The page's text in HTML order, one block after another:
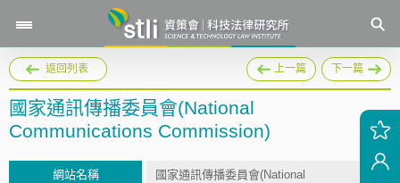
返回列表 上一篇 下一篇
國家通訊傳播委員會(National
Communications Commission)
網站名稱
國家通訊傳播委員會(National